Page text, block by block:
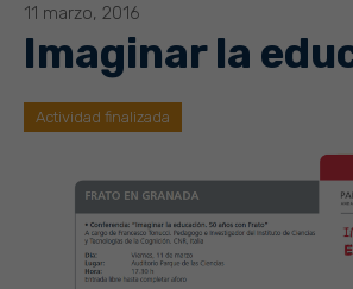
11 marzo, 2016
Imaginar la
Actividad finalizada